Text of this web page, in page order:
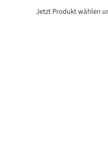
Jetzt Produkt wählen